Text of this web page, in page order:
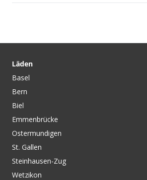
Kit / schwarz / 32.5mm von
CHF 44.90
VANQUISH V2
black/graphite von ODI
Läden
Basel
Bern
Biel
Emmenbrücke
Ostermundigen
St. Gallen
Steinhausen-Zug
Wetzikon